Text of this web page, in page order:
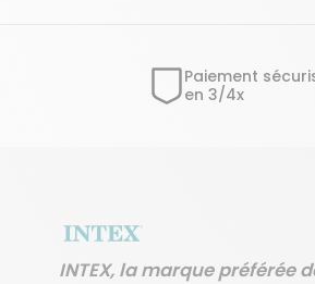
Paiement
en 3/4x
INTEX, la marque préférée